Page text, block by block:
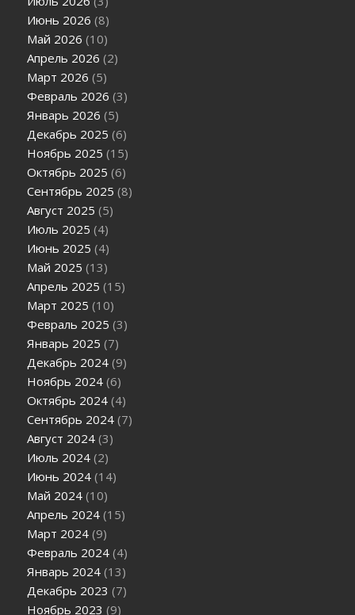
Июнь 2026 (8)
Май 2026 (10)
Апрель 2026 (2)
Март 2026 (5)
Февраль 2026 (3)
Январь 2026 (5)
Декабрь 2025 (6)
Ноябрь 2025 (15)
Октябрь 2025 (6)
Сентябрь 2025 (8)
Август 2025 (5)
Июль 2025 (4)
Июнь 2025 (4)
Май 2025 (13)
Апрель 2025 (15)
Март 2025 (10)
Февраль 2025 (3)
Январь 2025 (7)
Декабрь 2024 (9)
Ноябрь 2024 (6)
Октябрь 2024 (4)
Сентябрь 2024 (7)
Август 2024 (3)
Июль 2024 (2)
Июнь 2024 (14)
Май 2024 (10)
Апрель 2024 (15)
Март 2024 (9)
Февраль 2024 (4)
Январь 2024 (13)
Декабрь 2023 (7)
Ноябрь 2023 (9)